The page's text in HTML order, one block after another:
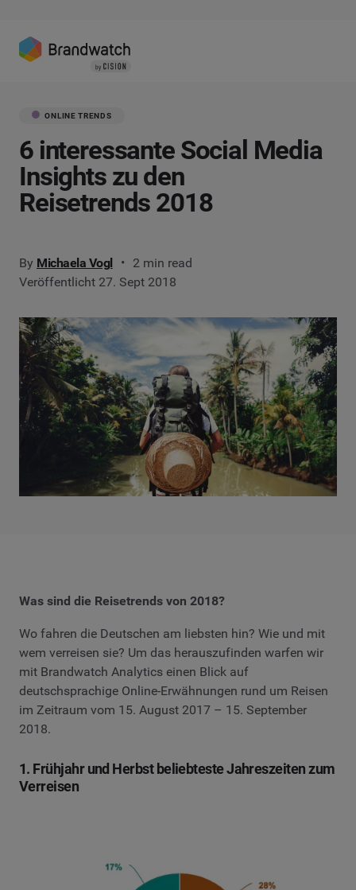
ONLINE TRENDS
6 interessante Social Media
Insights zu den
Reisetrends 2018
By Michaela Vogl
2 min read
Veröffentlicht 27. Sept 2018
Was sind die Reisetrends von 2018?
Wo fahren die Deutschen am liebsten hin? Wie und mit
wem verreisen sie? Um das herauszufinden warfen wir
mit Brandwatch Analytics einen Blick auf
deutschsprachige Online-Erwähnungen rund um Reisen
im Zeitraum vom 15. August 2017 – 15. September
2018.
1. Frühjahr und Herbst beliebteste Jahreszeiten zum
Verreisen